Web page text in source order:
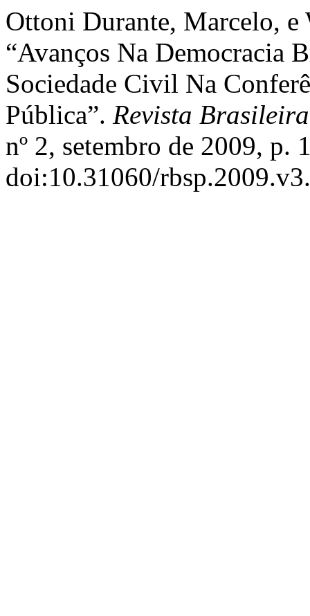
Ottoni Durante, Marcelo, e
“Avanços Na Democracia
Sociedade Civil Na
Pública”. Revista
nº 2, setembro de 2009, p.
doi:10.31060/